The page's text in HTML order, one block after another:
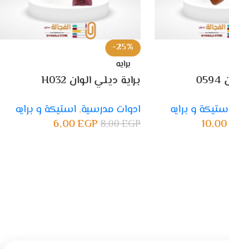
و برايه
-25%
برايه
براية ديلي الوان H032
ادوات مدرسية, استيكة و برايه
8,00EGP
6,00EGP